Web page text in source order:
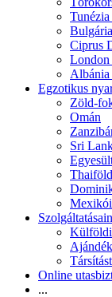
Ciprus
London
Albánia
Egzotikus
Zöld-
Omán
Sri
Thaiföld
Külföldi
Online
...